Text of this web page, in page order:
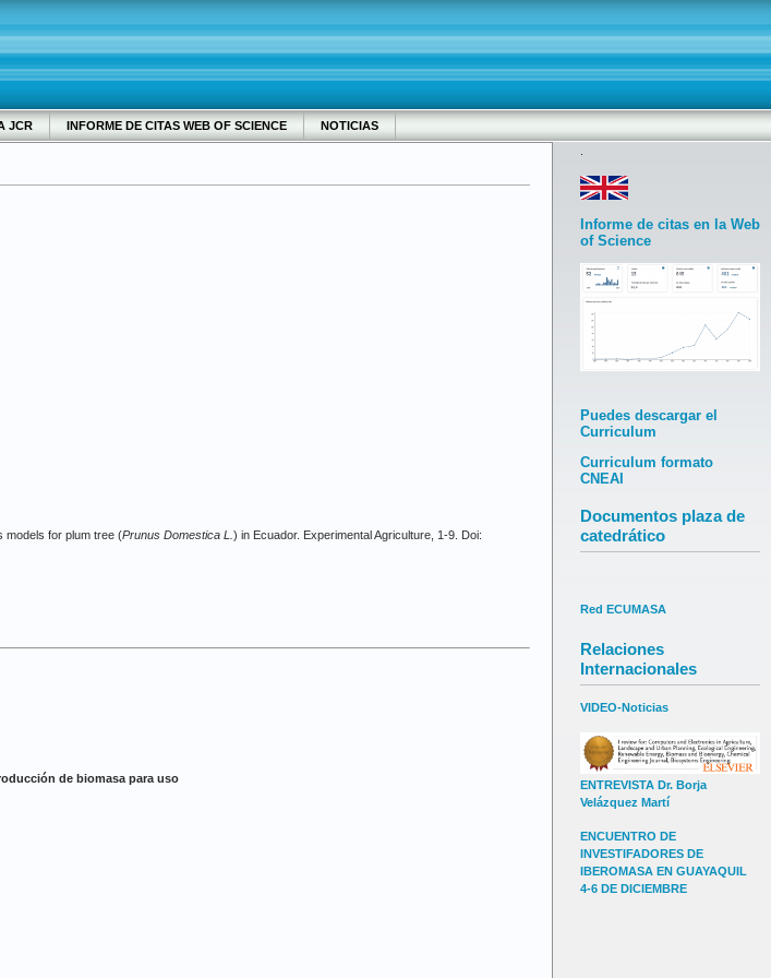
JCR INFORME DE CITAS WEB OF SCIENCE NOTICIAS
Informe de citas en la Web
of Science
Puedes descargar el
Curriculum
Curriculum formato
CNEAI
Documentos plaza de
catedrático
Red ECUMASA
Relaciones
Internacionales
VIDEO-Noticias
ENTREVISTA Dr. Borja
Velázquez Martí
ENCUENTRO DE
INVESTIFADORES DE
IBEROMASA EN GUAYAQUIL
4-6 DE DICIEMBRE
models for plum tree (Prunus Domestica L. ) in Ecuador. Experimental Agriculture, 1-9. Doi:
de biomasa para uso